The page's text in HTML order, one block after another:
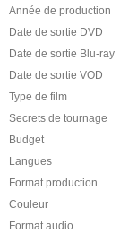
Année de production
Date de sortie DVD
Date de sortie Blu-ray
Date de sortie VOD
Type de film
Secrets de tournage
Budget
Langues
Format production
Couleur
Format audio